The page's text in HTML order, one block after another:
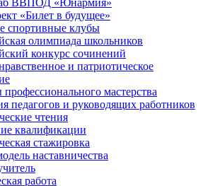
«Билет в будущее»
спортивные клубы
олимпиада школьников
конкурс сочинений
и патриотическое
мастерства
педагогов и руководящих работников
чтения
квалификации
стажировка
наставничества
работа